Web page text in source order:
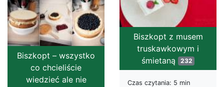
Biszkopt z musem
truskawkowym i
śmietaną
232
Czas czytania: 5 min
Biszkopt – wszystko
co chcieliście
wiedzieć ale nie